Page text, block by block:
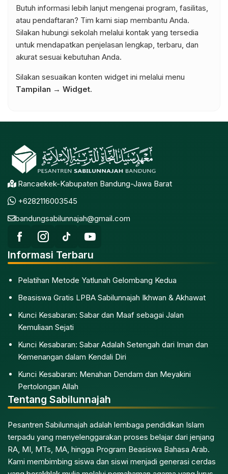
Butuh informasi lebih lanjut mengenai program, fasilitas,
atau pendaftaran? Tim kami siap membantu Anda.
Silakan hubungi sekolah melalui kontak yang tersedia
untuk mendapatkan penjelasan lengkap, terbaru, dan
akurat sesuai kebutuhan Anda.
Silakan sesuaikan konten widget ini melalui menu
Tampilan → Widget.
Rancaekek-Kabupaten Bandung-Jawa Barat
+6282116003545
bandungsabilunnajah@gmail.com
Informasi Terbaru
Pelatihan Metode Yatlunah Gelombang Kedua
Beasiswa Gratis LPBA Sabilunnajah Ikhwan & Akhawat
Kunci Kesabaran: Sabar dan Maaf sebagai Jalan
Kemuliaan Sejati
Kunci Kesabaran: Sabar Adalah Setengah dari Iman dan
Kemenangan dalam Kendali Diri
Kunci Kesabaran: Menahan Dendam dan Meyakini
Pertolongan Allah
Tentang Sabilunnajah
Pesantren Sabilunnajah adalah lembaga pendidikan Islam
terpadu yang menyelenggarakan proses belajar dari jenjang
RA, MI, MTs, MA, hingga Program Beasiswa Bahasa Arab.
Kami membimbing siswa dan siswi menjadi generasi cerdas